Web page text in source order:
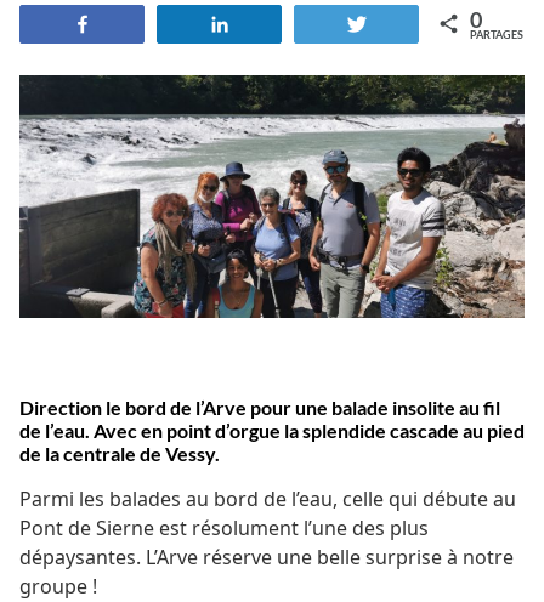
Tweetez 0
PARTAGES
Direction le bord de l’Arve pour une balade insolite au fil
de l’eau. Avec en point d’orgue la splendide cascade au pied
de la centrale de Vessy.
Parmi les balades au bord de l’eau, celle qui débute au
Pont de Sierne est résolument l’une des plus
dépaysantes. L’Arve réserve une belle surprise à notre
groupe !